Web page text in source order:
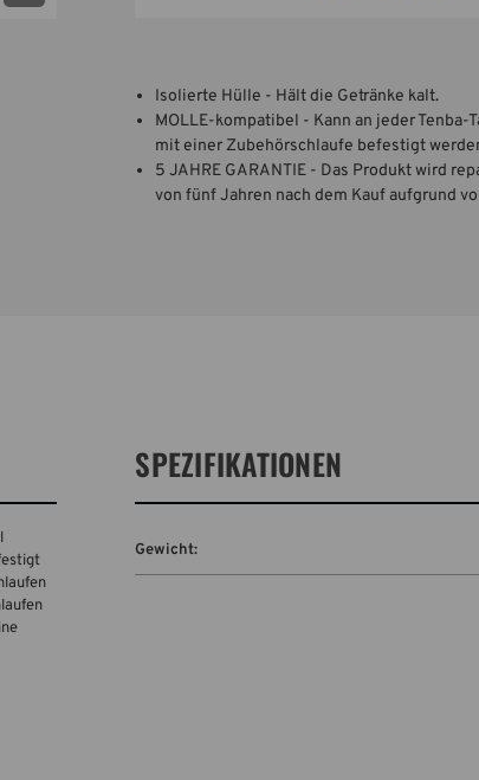
Isolierte Hülle - Hält die Getränke kalt.
MOLLE-kompatibel - Kann an jeder Tenba-
mit einer Zubehörschlaufe befestigt
5 JAHRE GARANTIE - Das Produkt wird
von fünf Jahren nach dem Kauf aufgrund
SPEZIFIKATIONEN
Gewicht: